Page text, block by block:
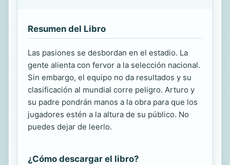
Resumen del Libro
Las pasiones se desbordan en el estadio. La
gente alienta con fervor a la selección nacional.
Sin embargo, el equipo no da resultados y su
clasificación al mundial corre peligro. Arturo y
su padre pondrán manos a la obra para que los
jugadores estén a la altura de su público. No
puedes dejar de leerlo.
¿Cómo descargar el libro?